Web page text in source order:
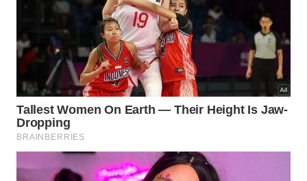
Quais nutrientes fazem a jabuticaba
se destacar?
A jabuticaba é lembrada pelo sabor, mas também